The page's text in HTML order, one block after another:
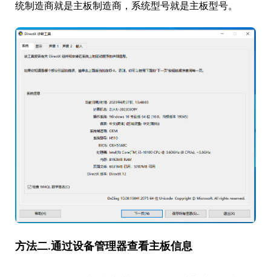
统制造商就是主板制造商，系统型号就是主板型号。
方法二.通过设备管理器查看主板信息